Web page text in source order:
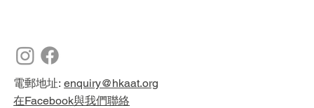
電郵地址:enquiry@hkaat.org
在Facebook與我們聯絡